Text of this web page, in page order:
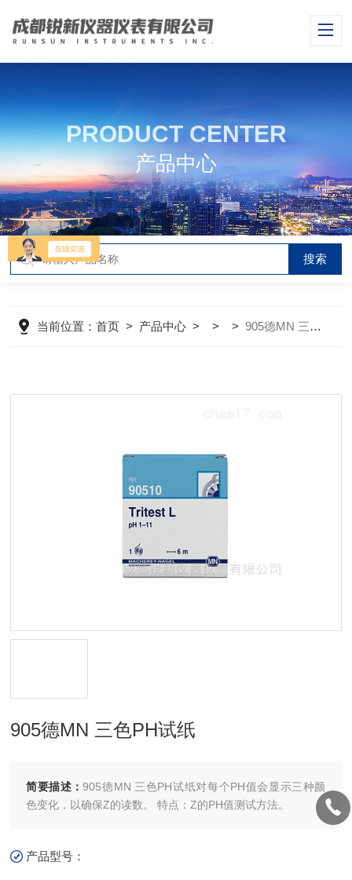
PRODUCT CENTER
产品中心
当前位置：首页 > 产品中心 > > >905德MN 三色PH试纸
905德MN 三色PH试纸
简要描述：905德MN 三色PH试纸对每个PH值会显示三种颜
色变化，以确保Z的读数。 特点：Z的PH值测试方法。
产品型号：